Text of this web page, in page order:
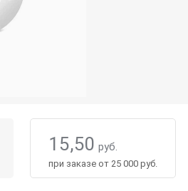
15,50 руб.
при заказе от 25 000 руб.